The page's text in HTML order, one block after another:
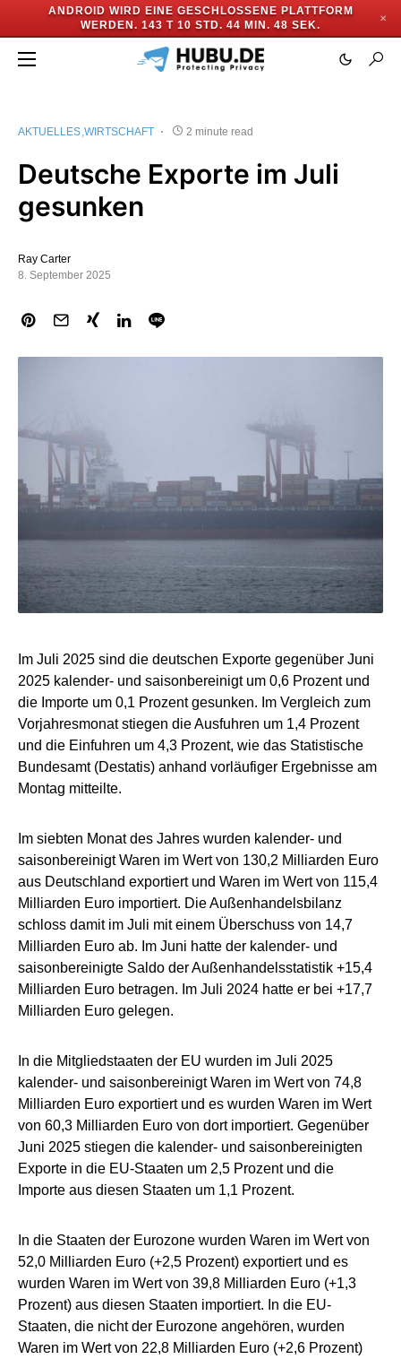
ANDROID WIRD EINE GESCHLOSSENE PLATTFORM
WERDEN. 143 T 10 STD. 44 MIN. 48 SEK.
✕
AKTUELLES WIRTSCHAFT 2 minute read
Deutsche Exporte im Juli
gesunken
Ray Carter
8. September 2025
Im Juli 2025 sind die deutschen Exporte gegenüber Juni
2025 kalender- und saisonbereinigt um 0,6 Prozent und
die Importe um 0,1 Prozent gesunken. Im Vergleich zum
Vorjahresmonat stiegen die Ausfuhren um 1,4 Prozent
und die Einfuhren um 4,3 Prozent, wie das Statistische
Bundesamt (Destatis) anhand vorläufiger Ergebnisse am
Montag mitteilte.
Im siebten Monat des Jahres wurden kalender- und
saisonbereinigt Waren im Wert von 130,2 Milliarden Euro
aus Deutschland exportiert und Waren im Wert von 115,4
Milliarden Euro importiert. Die Außenhandelsbilanz
schloss damit im Juli mit einem Überschuss von 14,7
Milliarden Euro ab. Im Juni hatte der kalender- und
saisonbereinigte Saldo der Außenhandelsstatistik +15,4
Milliarden Euro betragen. Im Juli 2024 hatte er bei +17,7
Milliarden Euro gelegen.
In die Mitgliedstaaten der EU wurden im Juli 2025
kalender- und saisonbereinigt Waren im Wert von 74,8
Milliarden Euro exportiert und es wurden Waren im Wert
von 60,3 Milliarden Euro von dort importiert. Gegenüber
Juni 2025 stiegen die kalender- und saisonbereinigten
Exporte in die EU-Staaten um 2,5 Prozent und die
Importe aus diesen Staaten um 1,1 Prozent.
In die Staaten der Eurozone wurden Waren im Wert von
52,0 Milliarden Euro (+2,5 Prozent) exportiert und es
wurden Waren im Wert von 39,8 Milliarden Euro (+1,3
Prozent) aus diesen Staaten importiert. In die EU-
Staaten, die nicht der Eurozone angehören, wurden
Waren im Wert von 22,8 Milliarden Euro (+2,6 Prozent)